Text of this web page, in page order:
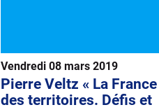
Vendredi 08 mars 2019
Pierre Veltz « La France
des territoires. Défis et